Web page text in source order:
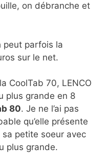
on débranche et
peut parfois la
sur le net.
CoolTab 70, LENCO
plus grande en 8
80. Je ne l’ai pas
qu’elle présente
petite soeur avec
plus grande.